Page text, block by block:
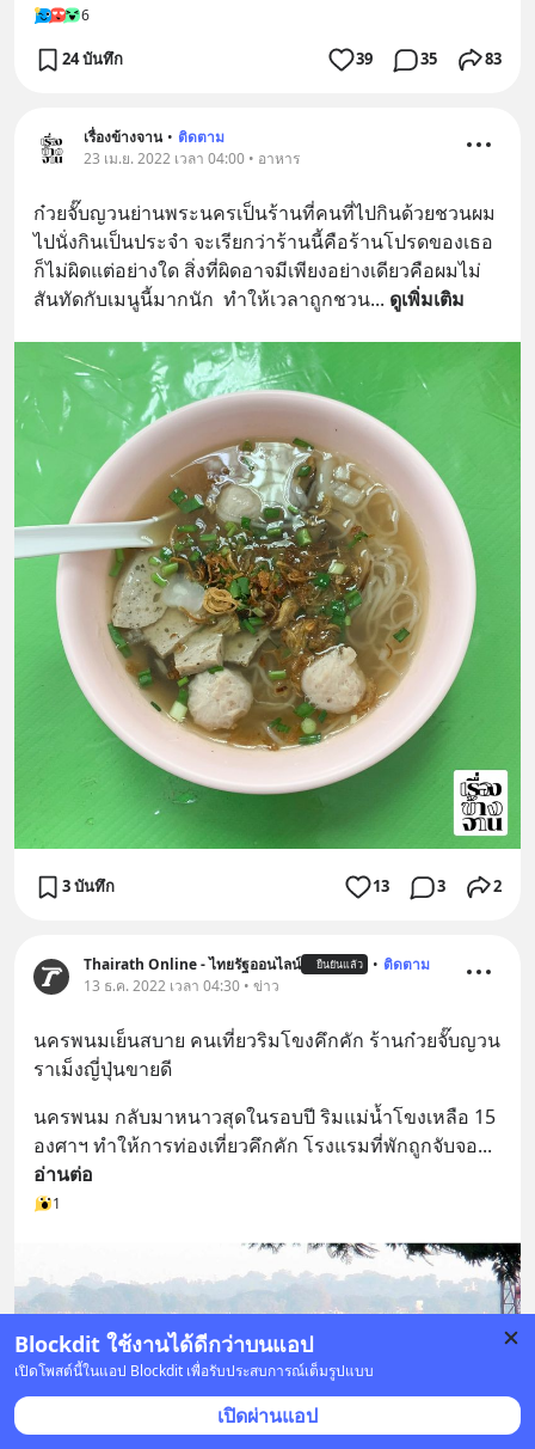
Blockdit ใช้งานได้ดีกว่าบนแอป
เปิดโพสต์นี้ในแอป Blockdit เพื่อรับประสบการณ์เต็มรูปแบบ
เปิดผ่านแอป
6
24 บันทึก 39 35 83
เรื่องข้างจาน • ติดตาม
23 เม.ย. 2022 เวลา 04:00 • อาหาร
ก๋วยจั๊บญวนย่านพระนครเป็นร้านที่คนที่ไปกินด้วยชวนผม
ไปนั่งกินเป็นประจำ จะเรียกว่าร้านนี้คือร้านโปรดของเธอ
ก็ไม่ผิดแต่อย่างใด สิ่งที่ผิดอาจมีเพียงอย่างเดียวคือผมไม่
สันทัดกับเมนูนี้มากนัก  ทำให้เวลาถูกชวน... ดูเพิ่มเติม
3 บันทึก 13 3 2
Thairath Online - ไทยรัฐออนไลน์ ยืนยันแล้ว • ติดตาม
13 ธ.ค. 2022 เวลา 04:30 • ข่าว
นครพนมเย็นสบาย คนเที่ยวริมโขงคึกคัก ร้านก๋วยจั๊บญวน
ราเม็งญี่ปุ่นขายดี
นครพนม กลับมาหนาวสุดในรอบปี ริมแม่น้ำโขงเหลือ 15
องศาฯ ทำให้การท่องเที่ยวคึกคัก โรงแรมที่พักถูกจับจอ
อ่านต่อ
1